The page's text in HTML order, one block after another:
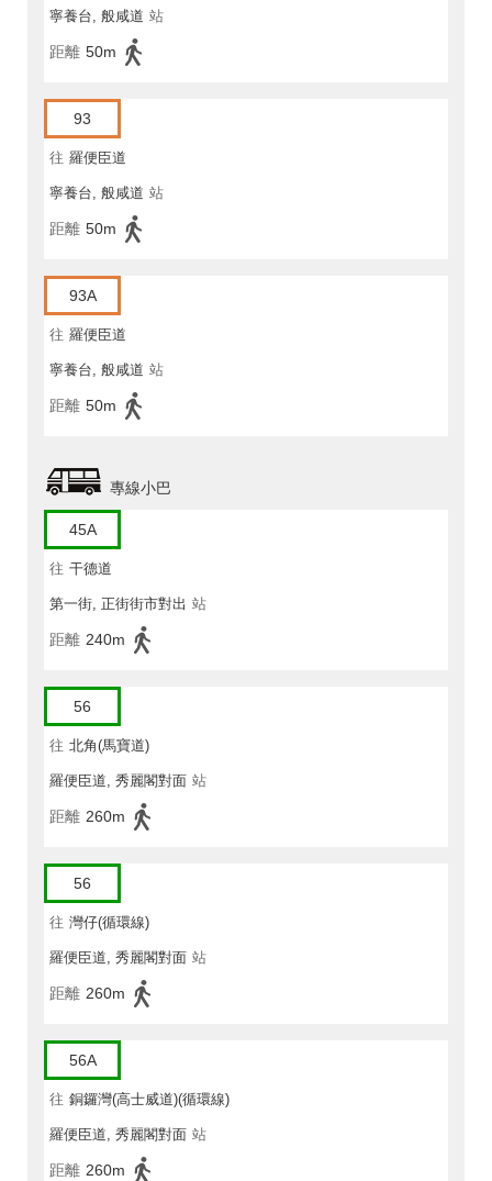
寧養台, 般咸道 站
距離 50m
93
往 羅便臣道
寧養台, 般咸道 站
距離 50m
93A
往 羅便臣道
寧養台, 般咸道 站
距離 50m
專線小巴
45A
往 干德道
第一街, 正街街市對出 站
距離 240m
56
往 北角(馬寶道)
羅便臣道, 秀麗閣對面 站
距離 260m
56
往 灣仔(循環線)
羅便臣道, 秀麗閣對面 站
距離 260m
56A
往 銅鑼灣(高士威道)(循環線)
羅便臣道, 秀麗閣對面 站
距離 260m